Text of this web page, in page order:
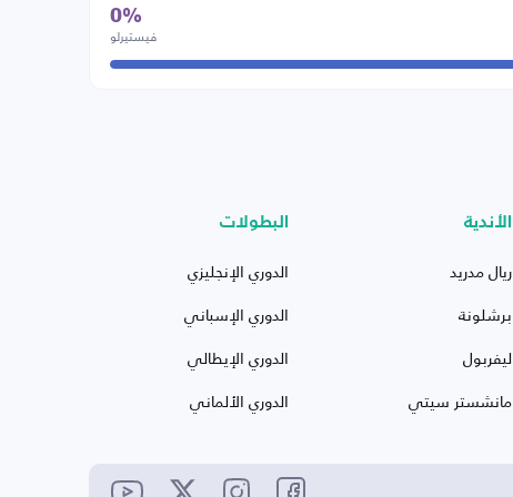
0%
فيستيرلو
الأندية
ريال مدريد
برشلونة
ليفربول
مانشستر سيتي
البطولات
الدوري الإنجليزي
الدوري الإسباني
الدوري الإيطالي
الدوري الألماني